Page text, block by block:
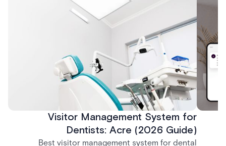
Visitor Management System for
Dentists: Acre (2026 Guide)
Best visitor management system for dental